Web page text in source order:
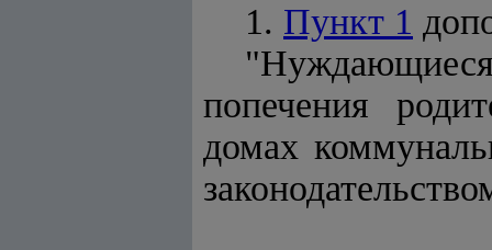
1. Пункт 1
попечения
домах